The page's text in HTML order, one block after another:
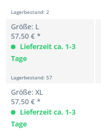
Lagerbestand: 2
Größe: L
57,50 € *
Lieferzeit ca. 1-3
Tage
Lagerbestand: 57
Größe: XL
57,50 € *
Lieferzeit ca. 1-3
Tage